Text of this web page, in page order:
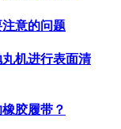
意的问题
机进行表面清
胶履带？